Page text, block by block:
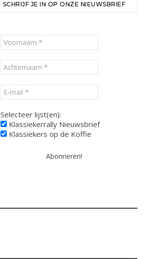
SCHRIJF JE IN OP ONZE NIEUWSBRIEF
Selecteer lijst(en):
Klassiekerrally Nieuwsbrief
Klassiekers op de Koffie